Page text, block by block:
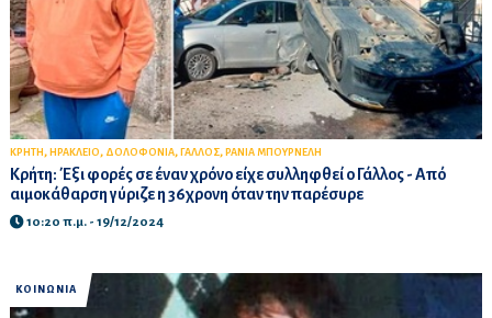
ΚΡΗΤΗ , ΗΡΑΚΛΕΙΟ, ΔΟΛΟΦΟΝΙΑ, ΓΑΛΛΟΣ, ΡΑΝΙΑ ΜΠΟΥΡΝΕΛΗ
Κρήτη: Έξι φορές σε έναν χρόνο είχε συλληφθεί ο Γάλλος - Από
αιμοκάθαρση γύριζε η 36χρονη όταν την παρέσυρε
10:20 π.μ. - 19/12/2024
ΚΟΙΝΩΝΙΑ